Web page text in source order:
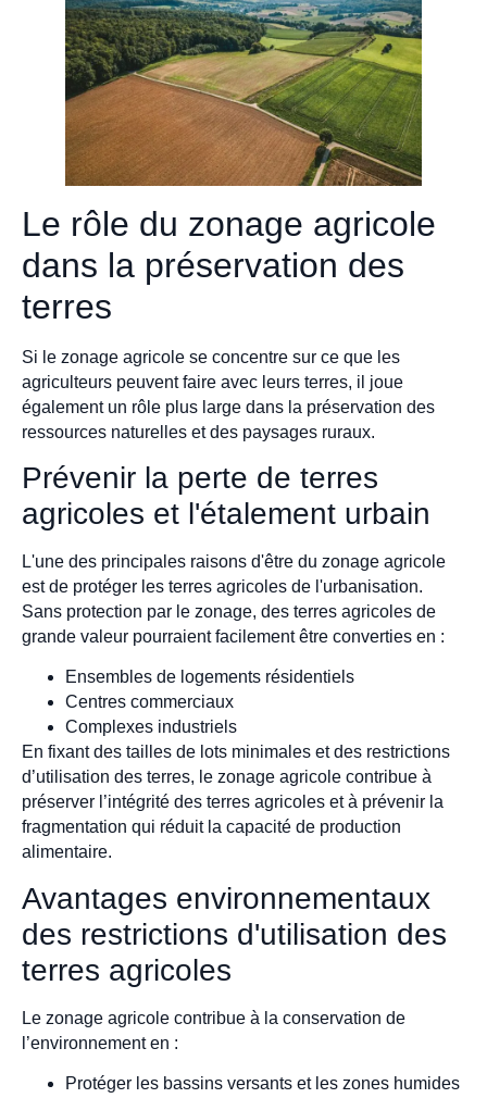
Le rôle du zonage agricole
dans la préservation des
terres
Si le zonage agricole se concentre sur ce que les
agriculteurs peuvent faire avec leurs terres, il joue
également un rôle plus large dans la préservation des
ressources naturelles et des paysages ruraux.
Prévenir la perte de terres
agricoles et l'étalement urbain
L'une des principales raisons d'être du zonage agricole
est de protéger les terres agricoles de l'urbanisation.
Sans protection par le zonage, des terres agricoles de
grande valeur pourraient facilement être converties en :
Ensembles de logements résidentiels
Centres commerciaux
Complexes industriels
En fixant des tailles de lots minimales et des restrictions
d’utilisation des terres, le zonage agricole contribue à
préserver l’intégrité des terres agricoles et à prévenir la
fragmentation qui réduit la capacité de production
alimentaire.
Avantages environnementaux
des restrictions d'utilisation des
terres agricoles
Le zonage agricole contribue à la conservation de
l’environnement en :
Protéger les bassins versants et les zones humides